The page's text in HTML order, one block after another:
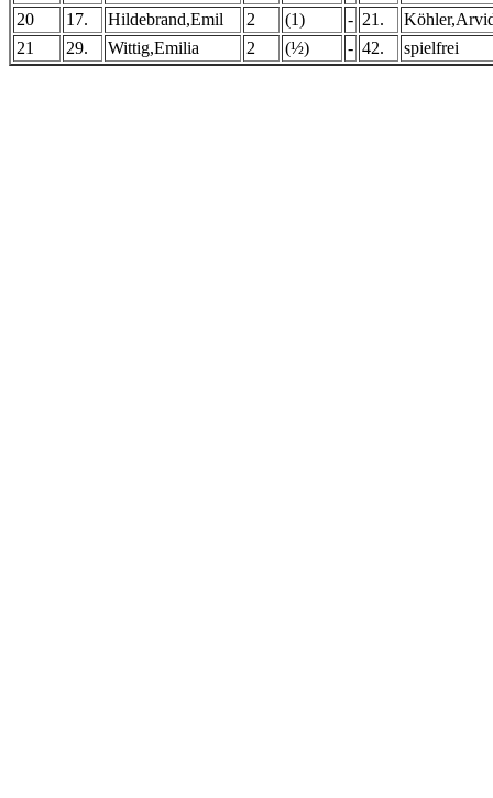
20 17. Hildebrand,Emil 2 (1) - 21.
21
29. Wittig,Emilia 2 (½) - 42. spielfrei